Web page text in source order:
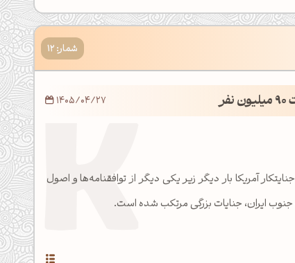
شمار: 12
جنایتکار آمریکا بار دیگر زیر یکی دیگر از توافقنامه‌ها و اصول
جنوب ایران، جنایات بزرگی مرتکب شده است.
1405/04/27